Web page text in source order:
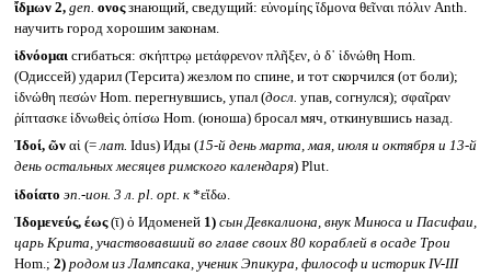
ἴδμων 2, gen. ονοςзнающий, сведущий: εὐνομίης ἴδμονα θεῖναι πόλιν Anth.
научить город хорошим законам.
ἰδνόομαι сгибаться: σκήπτρῳ μετάφρενον πλῆξεν, ὁ δ᾽ ἰδνώθη Hom.
(Одиссей) ударил (Терсита) жезлом по спине, и тот скорчился (от боли);
ἰδνώθη πεσών Hom. перегнувшись, упал (досл. упав, согнулся); σφαῖραν
ῥίπτασκε ἰδνωθεὶς ὀπίσω Hom. (юноша) бросал мяч, откинувшись назад.
Ἰδοί, ῶναἱ (=лат. Idus) Иды (15-й день марта, мая, июля и октября и 13-й
день остальных месяцев римского календаря) Plut.
ἰδοίατο эп.-ион. 3 л. pl. opt. к *εἴδω.
Ἰδομενεύς, έως(ῑ) ὁ Идоменей 1) сын Девкалиона, внук Миноса и Пасифаи,
царь Крита, участвовавший во главе своих 80 кораблей в осаде Трои
Hom.; 2) родом из Лампсака, ученик Эпикура, философ и историк IV-III